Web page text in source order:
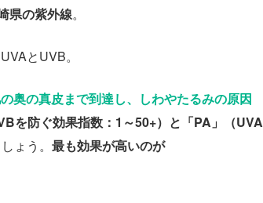
県の紫外線。
とUVB。
奥の真皮まで到達し、しわやたるみの原因
を防ぐ効果指数：1～50+）と「PA」（UVA
ょう。 最も効果が高いのが